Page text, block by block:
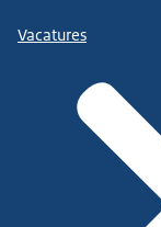
Vacatures